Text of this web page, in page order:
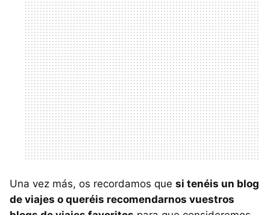
Una vez más, os recordamos que si tenéis un blog
de viajes o queréis recomendarnos vuestros